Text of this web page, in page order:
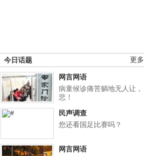
更多
今日话题
网言网语
病童候诊痛苦躺地无人让，
悲！
民声调查
您还看国足比赛吗？
网言网语